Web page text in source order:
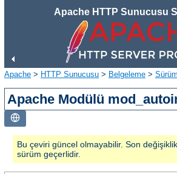
Apache HTTP Sunucusu
Apache > HTTP Sunucusu > Belgeleme >
Apache Modülü
Bu çeviri güncel olmayabilir. Son
sürüm geçerlidir.